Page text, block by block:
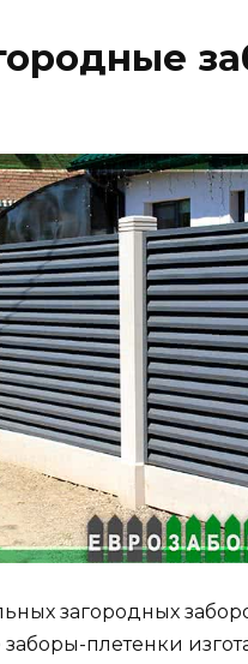
загородных
плетенки